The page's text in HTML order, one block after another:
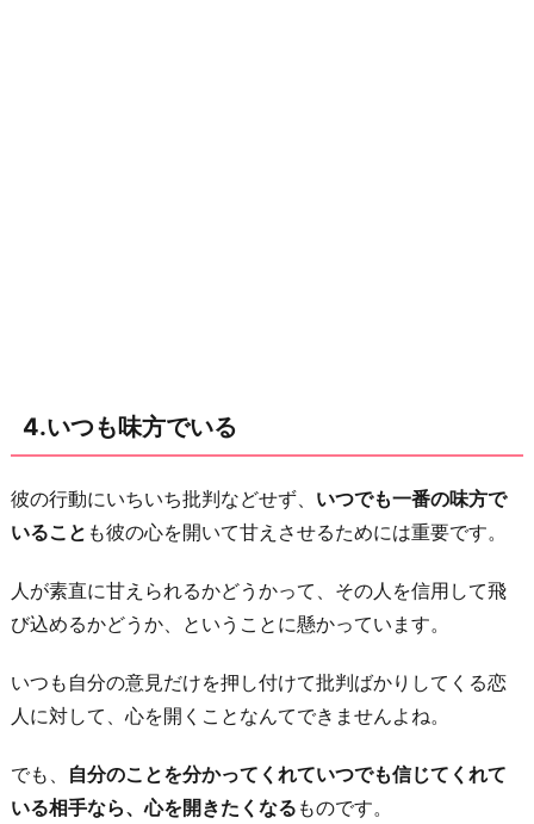
4.いつも味方でいる
彼の行動にいちいち批判などせず、 いつでも一番の味方で
いること も彼の心を開いて甘えさせるためには重要です。
人が素直に甘えられるかどうかって、その人を信用して飛
び込めるかどうか、ということに懸かっています。
いつも自分の意見だけを押し付けて批判ばかりしてくる恋
人に対して、心を開くことなんてできませんよね。
でも、 自分のことを分かってくれていつでも信じてくれて
いる相手なら、心を開きたくなる ものです。